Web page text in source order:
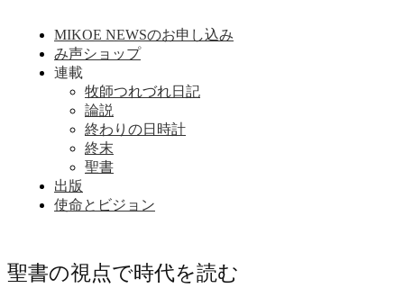
MIKOE NEWSのお申し込み
み声ショップ
連載
牧師つれづれ日記
論説
終わりの日時計
終末
聖書
出版
使命とビジョン
聖書の視点で時代を読む